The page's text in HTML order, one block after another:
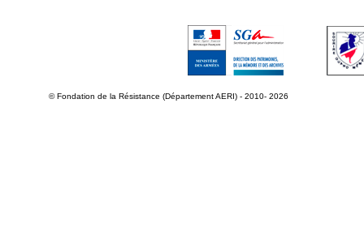
© Fondation de la Résistance (Département AERI) - 2010- 2026